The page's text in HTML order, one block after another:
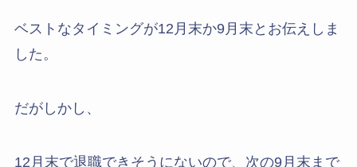
ベストなタイミングが12月末か9月末とお伝えしま
した。
だがしかし、
12月末で退職できそうにないので、次の9月末まで